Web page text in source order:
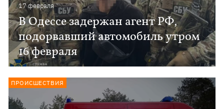
17 февраля
В Одессе задержан агент РФ,
подорвавший автомобиль утром
16 февраля
ПРОИСШЕСТВИЯ